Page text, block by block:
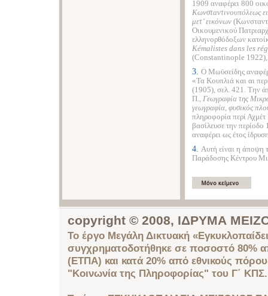
1909 αναφέρει 800
Κωνσταντινουπόλεως
μετ’ εικόνων
Οικουμενικού
ελληνορθόδοξων
Kémalistes dans les
(Constantinople 1922),
3. Ο Μωϋσείδης
«Τα Κουπλιά και αι
(1905), σελ. 421. Την
Π., Γεωγραφία της
γεωγραφία, φυσικός
πληροφορία περί Αχμέτ
βασίλευσε την
αναφέρει ως έτος
4. Αυτή είναι η άποψη
Παράδοσης Κέντρου
copyright © 2008, ΙΔΡΥΜΑ
Το έργο Μεγάλη Δικτυακή
συγχρηματοδοτήθηκε σε ποσοστό 80%
(ΕΤΠΑ) και κατά 20% από εθνικούς
"Κοινωνία της Πληροφορίας" του Γ΄ ΚΠΣ.